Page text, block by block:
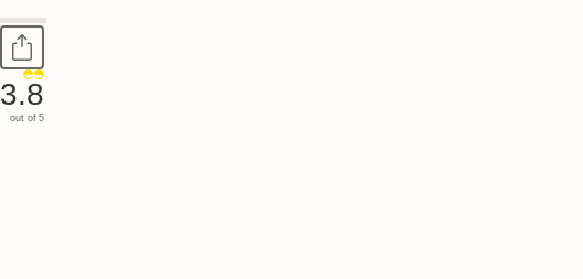
3.8
out of 5